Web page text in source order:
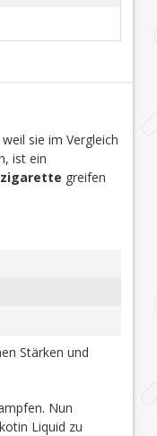
sie im Vergleich
ist ein
greifen
Stärken und
Nun
Liquid zu